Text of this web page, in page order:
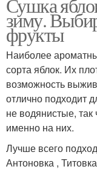
зиму.
фрукты
Наиболее
сорта яблок. Их
возможность
отлично подходит
не водянистые,
именно на них.
Лучше всего
Антоновка ,